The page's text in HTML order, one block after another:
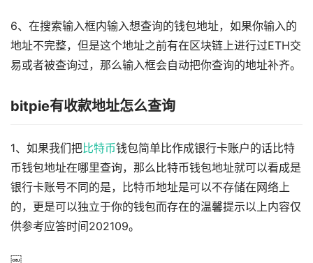
6、在搜索输入框内输入想查询的钱包地址，如果你输入的
地址不完整，但是这个地址之前有在区块链上进行过ETH交
易或者被查询过，那么输入框会自动把你查询的地址补齐。
bitpie有收款地址怎么查询
1、如果我们把比特币钱包简单比作成银行卡账户的话比特
币钱包地址在哪里查询，那么比特币钱包地址就可以看成是
银行卡账号不同的是，比特币地址是可以不存储在网络上
的，更是可以独立于你的钱包而存在的温馨提示以上内容仅
供参考应答时间202109。
￼